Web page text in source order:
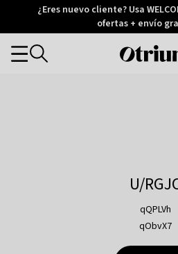
Otrium
Trustpilot
¿Eres nuevo cliente? Usa
ofertas + envío
Categories
U/
qQPLVh
qObvX7